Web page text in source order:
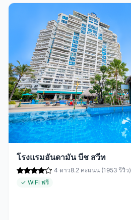
โรงแรมอันดามัน บีช สวีท
4 ดาว8.2 คะแนน (1953 รีวิว)
✓ WiFi ฟรี